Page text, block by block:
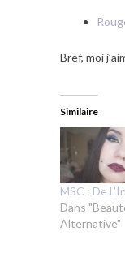
Bref, moi
Similaire
MSC : De
Dans
Alternative"